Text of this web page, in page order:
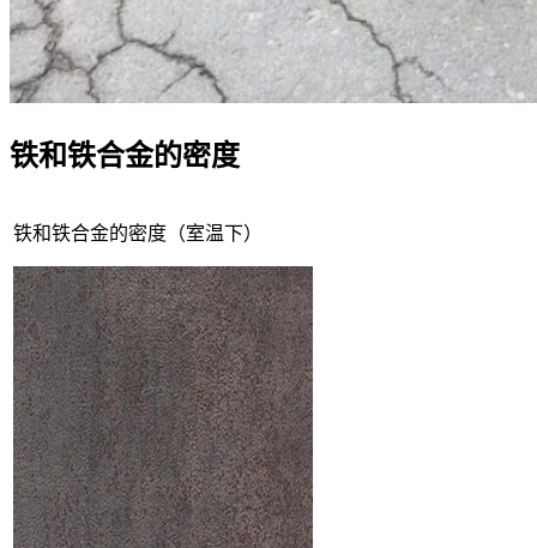
铁和铁合金的密度
铁和铁合金的密度（室温下）